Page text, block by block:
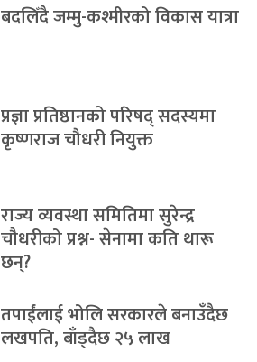
बदलिँदै जम्मु-कश्मीरको विकास यात्रा
प्रज्ञा प्रतिष्ठानको परिषद् सदस्यमा
कृष्णराज चौधरी नियुक्त
राज्य व्यवस्था समितिमा सुरेन्द्र
चौधरीको प्रश्न- सेनामा कति थारू
छन्?
तपाईंलाई भोलि सरकारले बनाउँदैछ
लखपति, बाँड्दैछ २५ लाख